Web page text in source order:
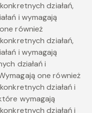
działań,
i wymagają
również
działań,
i wymagają
działań i
one również
działań i
wymagają
działań i